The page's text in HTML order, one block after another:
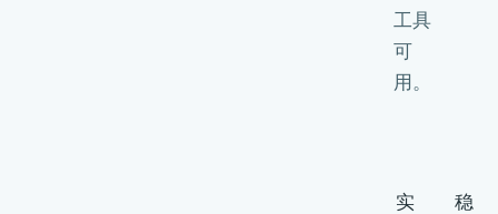
工具
可
用。
实
稳